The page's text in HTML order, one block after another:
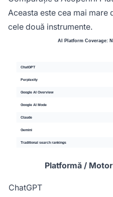
Aceasta este cea mai
cele două instrumente.
Platformă / Motor
ChatGPT